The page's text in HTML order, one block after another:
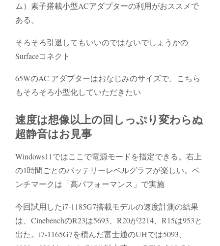
ム）素子搭載小型ACアダプターの利用がおススメで
ある。
そろそろ引退してもいいのではないでしょうかの
Surfaceコネクト
65WのAC アダプターはおなじみのサイズで、こちら
もそろそろ小型化していただきたい
速度は想像以上の回しっぷり変わらぬ
超静音はお見事
Windows11ではここで電源モードを指定できる。右上
の1時間ごとのバッテリーレベルグラフが楽しい。ベ
ンチマークは「高パフォーマンス」で実施
今回試用したi7-1185G7搭載モデルの速度計測の結果
は、CinebenchのR23は5693、R20が2214、R15は953と
出た。i7-1165G7を積んだ富士通のUHでは5093、